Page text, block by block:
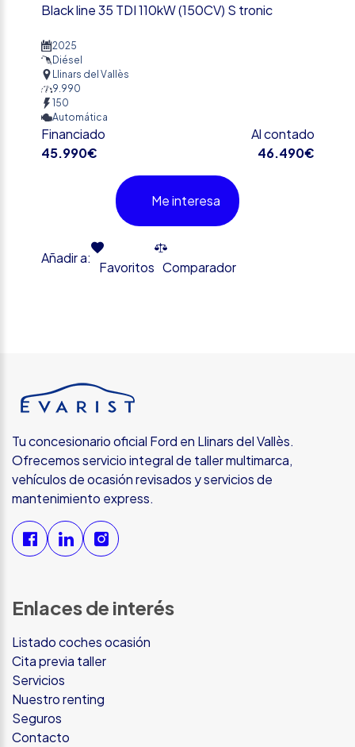
Black line 35 TDI 110kW (150CV) S tronic
2025
Diésel
Llinars del Vallès
9.990
150
Automática
Financiado
45.990€
Al contado
46.490€
Me interesa
Añadir a:
Favoritos Comparador
Tu concesionario oficial Ford en Llinars del Vallès.
Ofrecemos servicio integral de taller multimarca,
vehículos de ocasión revisados y servicios de
mantenimiento express.
Enlaces de interés
Listado coches ocasión
Cita previa taller
Servicios
Nuestro renting
Seguros
Contacto